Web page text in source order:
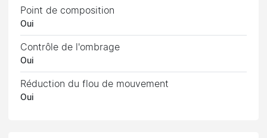
Point de composition
Oui
Contrôle de l'ombrage
Oui
Réduction du flou de mouvement
Oui